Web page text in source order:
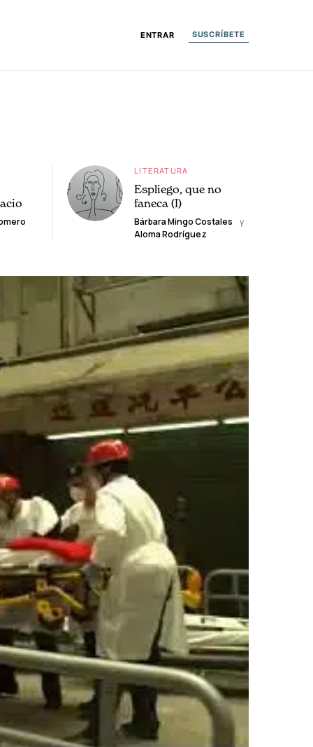
ENTRAR SUSCRÍBETE
LITERATURA
Espliego, que no
faneca (I)
Bárbara Mingo Costales
y
Aloma Rodríguez